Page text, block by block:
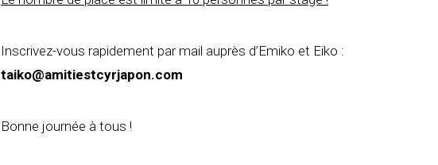
Inscrivez-vous rapidement par mail auprès d’Emiko et Eiko :
taiko@amitiestcyrjapon.com
Bonne journée à tous !